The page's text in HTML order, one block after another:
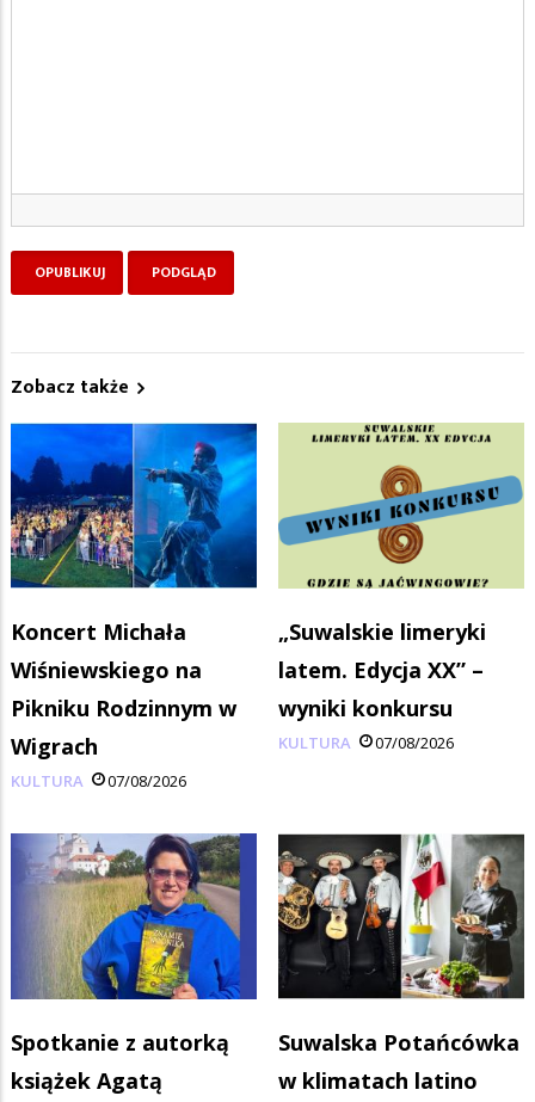
Zobacz także
Koncert Michała
Wiśniewskiego na
Pikniku Rodzinnym w
Wigrach
KULTURA 07/08/2026
„Suwalskie limeryki
latem. Edycja XX” –
wyniki konkursu
KULTURA 07/08/2026
Spotkanie z autorką
książek Agatą
Suwalska Potańcówka
w klimatach latino